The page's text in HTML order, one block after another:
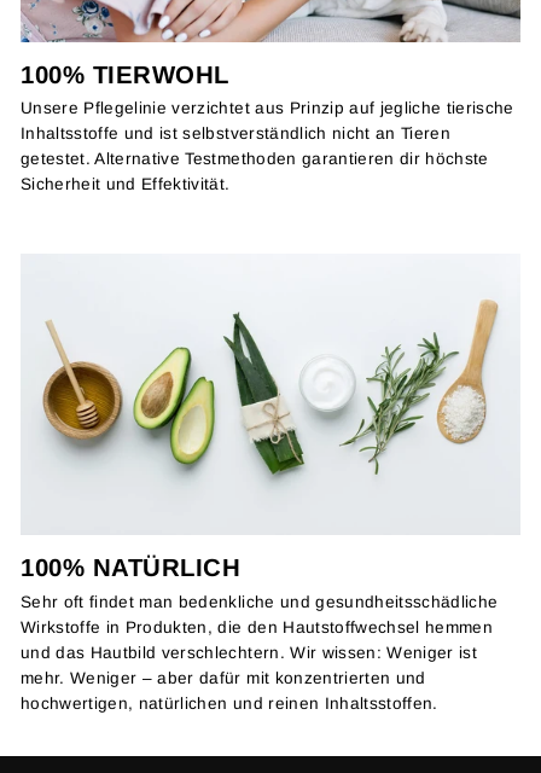
100% TIERWOHL
Unsere Pflegelinie verzichtet aus Prinzip auf jegliche tierische
Inhaltsstoffe und ist selbstverständlich nicht an Tieren
getestet. Alternative Testmethoden garantieren dir höchste
Sicherheit und Effektivität.
100% NATÜRLICH
Sehr oft findet man bedenkliche und gesundheitsschädliche
Wirkstoffe in Produkten, die den Hautstoffwechsel hemmen
und das Hautbild verschlechtern. Wir wissen: Weniger ist
mehr. Weniger – aber dafür mit konzentrierten und
hochwertigen, natürlichen und reinen Inhaltsstoffen.